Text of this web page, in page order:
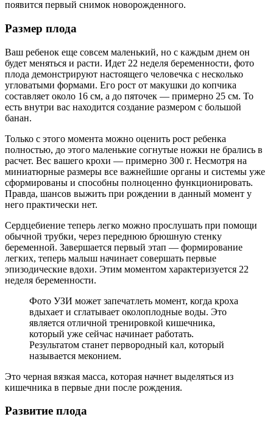
появится первый снимок новорожденного.
Размер плода
Ваш ребенок еще совсем маленький, но с каждым днем он
будет меняться и расти. Идет 22 неделя беременности, фото
плода демонстрируют настоящего человечка с несколько
угловатыми формами. Его рост от макушки до копчика
составляет около 16 см, а до пяточек — примерно 25 см. То
есть внутри вас находится создание размером с большой
банан.
Только с этого момента можно оценить рост ребенка
полностью, до этого маленькие согнутые ножки не брались в
расчет. Вес вашего крохи — примерно 300 г. Несмотря на
миниатюрные размеры все важнейшие органы и системы уже
сформированы и способны полноценно функционировать.
Правда, шансов выжить при рождении в данный момент у
него практически нет.
Сердцебиение теперь легко можно прослушать при помощи
обычной трубки, через переднюю брюшную стенку
беременной. Завершается первый этап — формирование
легких, теперь малыш начинает совершать первые
эпизодические вдохи. Этим моментом характеризуется 22
неделя беременности.
Фото УЗИ может запечатлеть момент, когда кроха
вдыхает и сглатывает околоплодные воды. Это
является отличной тренировкой кишечника,
который уже сейчас начинает работать.
Результатом станет первородный кал, который
называется меконием.
Это черная вязкая масса, которая начнет выделяться из
кишечника в первые дни после рождения.
Развитие плода